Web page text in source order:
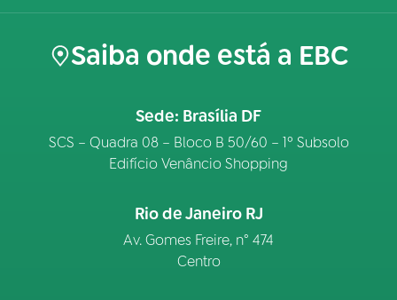
Saiba onde está a EBC
Sede: Brasília DF
SCS – Quadra 08 – Bloco B 50/60 – 1º Subsolo
Edifício Venâncio Shopping
Rio de Janeiro RJ
Av. Gomes Freire, n° 474
Centro